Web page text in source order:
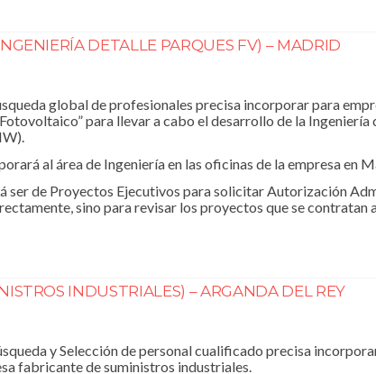
DETALLE PARQUES FV) – MADRID
global de profesionales precisa incorporar para
para llevar a cabo el desarrollo de la Ingeniería
al área de Ingeniería en las oficinas de la empresa en
ser de Proyectos Ejecutivos para solicitar Autorización
sino para revisar los proyectos que se contratan
INDUSTRIALES) – ARGANDA DEL REY
y Selección de personal cualificado precisa
fabricante de suministros industriales.